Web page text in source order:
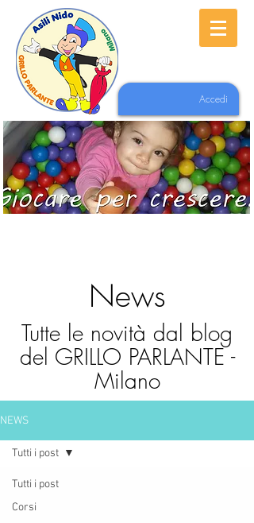
Accedi
News
Tutte le novità dal blog
del GRILLO PARLANTE -
Milano
NEWS
Tutti i post
Corsi
Tutti i post